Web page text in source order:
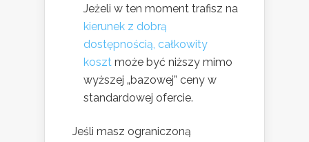
Jeżeli w ten moment trafisz na
kierunek z dobrą
dostępnością, całkowity
koszt może być niższy mimo
wyższej „bazowej” ceny w
standardowej ofercie.
Jeśli masz ograniczoną